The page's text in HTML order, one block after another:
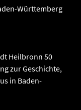
Württemberg
Heilbronn 50
zur Geschichte,
in Baden-